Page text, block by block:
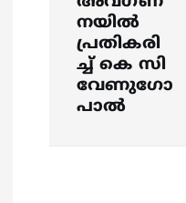
നയില്‍
പ്രതികരി
ച്ച് കെ സി
വേണുഗോ
പാല്‍